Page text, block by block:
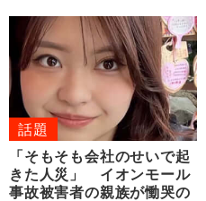
話題
「そもそも会社のせいで起
きた人災」 イオンモール
事故被害者の親族が慟哭の